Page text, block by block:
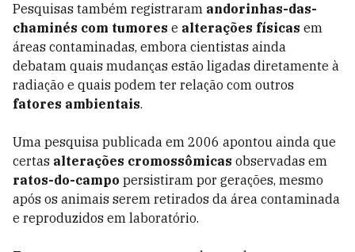
Pesquisas também registraram andorinhas-das-
chaminés com tumores e alterações físicas em
áreas contaminadas, embora cientistas ainda
debatam quais mudanças estão ligadas diretamente à
radiação e quais podem ter relação com outros
fatores ambientais.
Uma pesquisa publicada em 2006 apontou ainda que
certas alterações cromossômicas observadas em
ratos-do-campo persistiram por gerações, mesmo
após os animais serem retirados da área contaminada
e reproduzidos em laboratório.